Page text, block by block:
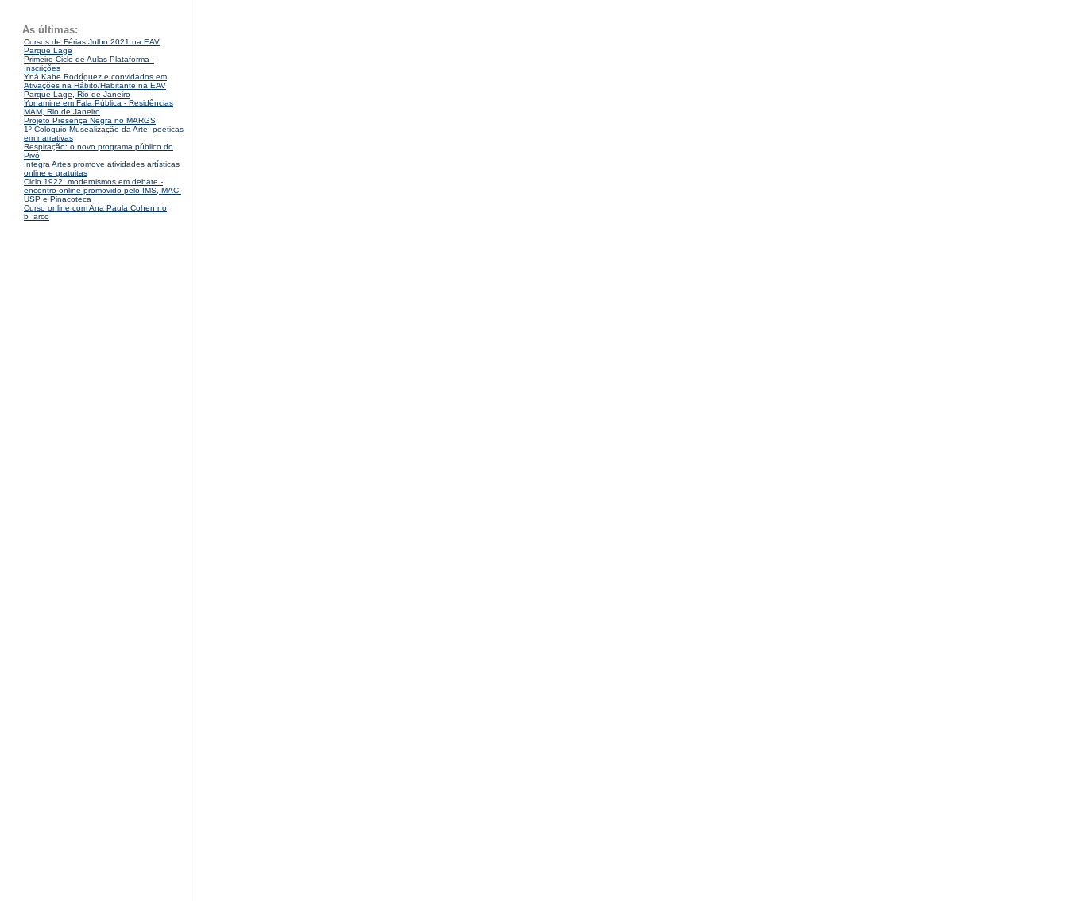
As últimas:
Cursos de Férias Julho 2021 na EAV
Parque Lage
Primeiro Ciclo de Aulas Plataforma -
Inscrições
Yná Kabe Rodríguez e convidados em
Ativações na Hábito/Habitante na EAV
Parque Lage, Rio de Janeiro
Yonamine em Fala Pública - Residências
MAM, Rio de Janeiro
Projeto Presença Negra no MARGS
1º Colóquio Musealização da Arte: poéticas
em narrativas
Respiração: o novo programa público do
Pivô
Integra Artes promove atividades artísticas
online e gratuitas
Ciclo 1922: modernismos em debate -
encontro online promovido pelo IMS, MAC-
USP e Pinacoteca
Curso online com Ana Paula Cohen no
b_arco